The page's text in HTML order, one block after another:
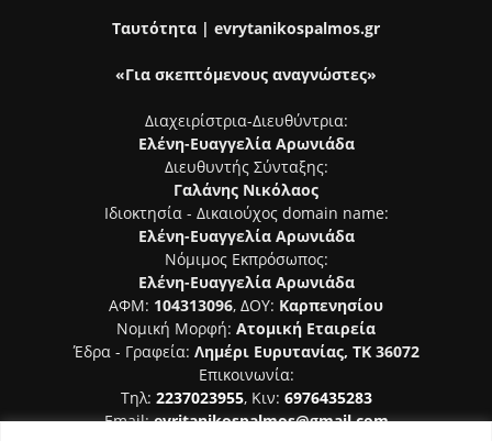
Ταυτότητα | evrytanikospalmos.gr
«Για σκεπτόμενους αναγνώστες»
Διαχειρίστρια-Διευθύντρια:
Ελένη-Ευαγγελία Αρωνιάδα
Διευθυντής Σύνταξης:
Γαλάνης Νικόλαος
Ιδιοκτησία - Δικαιούχος domain name:
Ελένη-Ευαγγελία Αρωνιάδα
Νόμιμος Εκπρόσωπος:
Ελένη-Ευαγγελία Αρωνιάδα
ΑΦΜ: 104313096, ΔΟΥ: Καρπενησίου
Νομική Μορφή: Ατομική Εταιρεία
Έδρα - Γραφεία: Λημέρι Ευρυτανίας, ΤΚ 36072
Επικοινωνία:
Τηλ: 2237023955, Κιν: 6976435283
Email:evritanikospalmos@gmail.com